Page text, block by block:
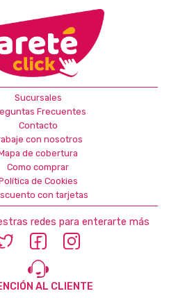
Sucursales
Frecuentes
Contacto
con nosotros
de cobertura
Como comprar
de Cookies
con tarjetas
redes para enterarte más
AL CLIENTE